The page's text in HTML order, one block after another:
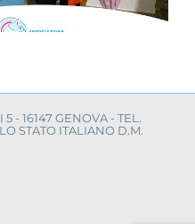
- 16147 GENOVA - TEL.
STATO ITALIANO D.M.